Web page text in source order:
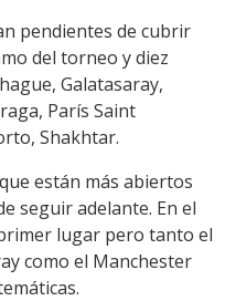
pendientes de cubrir
del torneo y diez
Galatasaray,
París Saint
Shakhtar.
están más abiertos
seguir adelante. En el
lugar pero tanto el
como el Manchester